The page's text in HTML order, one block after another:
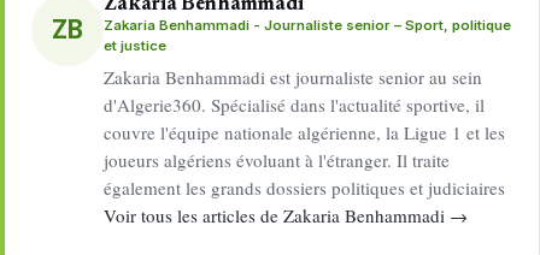
ZB
Zakaria Benhammadi
Zakaria Benhammadi - Journaliste senior – Sport, politique
et justice
Zakaria Benhammadi est journaliste senior au sein
d'Algerie360. Spécialisé dans l'actualité sportive, il
couvre l'équipe nationale algérienne, la Ligue 1 et les
joueurs algériens évoluant à l'étranger. Il traite
également les grands dossiers politiques et judiciaires
Voir tous les articles de Zakaria Benhammadi →